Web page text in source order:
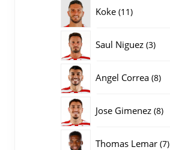
Koke 1111
Saul Niguez 33
Angel Correa 88
Jose Gimenez 88
Thomas Lemar 77